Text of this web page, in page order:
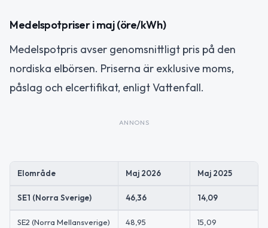
Medelspotpriser i maj (öre/kWh)
Medelspotpris avser genomsnittligt pris på den
nordiska elbörsen. Priserna är exklusive moms,
påslag och elcertifikat, enligt Vattenfall.
ANNONS
Elområde Maj 2026 Maj 2025
SE1 (Norra Sverige) 46,36 14,09
SE2 (Norra Mellansverige) 48,95 15,09